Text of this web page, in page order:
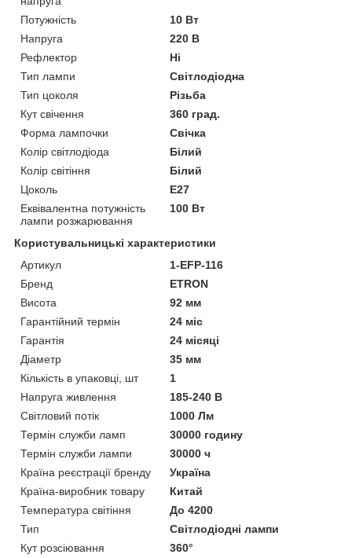
Потужність
10 Вт
Напруга
220 В
Рефлектор
Ні
Тип лампи
Світлодіодна
Тип цоколя
Різьба
Кут свічення
360 град.
Форма лампочки
Свічка
Колір світлодіода
Білий
Колір світіння
Білий
Цоколь
E27
Еквівалентна потужність
лампи розжарювання
100 Вт
Користувальницькі характеристики
Артикул
1-EFP-116
Бренд
ETRON
Висота
92 мм
Гарантійний термін
24 міс
Гарантія
24 місяці
Діаметр
35 мм
Кількість в упаковці, шт
1
Напруга живлення
185-240 В
Світловий потік
1000 Лм
Термін служби ламп
30000 годину
Термін служби лампи
30000 ч
Країна реєстрації бренду
Україна
Країна-виробник товару
Китай
Температура світіння
До 4200
Тип
Світлодіодні лампи
Кут розсіювання
360°